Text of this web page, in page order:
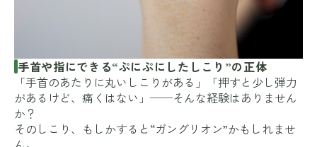
手首や指にできる“ぷにぷにしたしこり”の正体
「手首のあたりに丸いしこりがある」「押すと少し弾力
があるけど、痛くはない」──そんな経験はありません
か？
そのしこり、もしかすると“ガングリオン”かもしれませ